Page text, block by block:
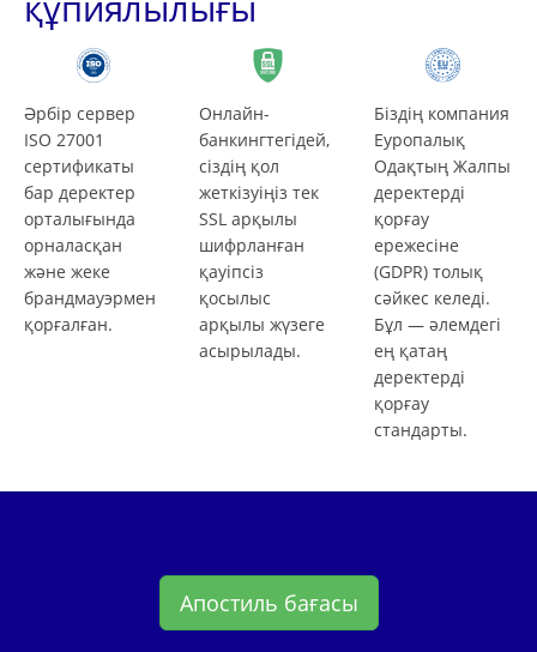
Әрбір сервер
ISO 27001
сертификаты
бар деректер
орталығында
орналасқан
және жеке
брандмауэрмен
қорғалған.
Онлайн-
банкингтегідей,
сіздің қол
жеткізуіңіз тек
SSL арқылы
шифрланған
қауіпсіз
қосылыс
арқылы жүзеге
асырылады.
Біздің компания
Еуропалық
Одақтың Жалпы
деректерді
қорғау
ережесіне
(GDPR) толық
сәйкес келеді.
Бұл — әлемдегі
ең қатаң
деректерді
қорғау
стандарты.
Апостиль бағасы